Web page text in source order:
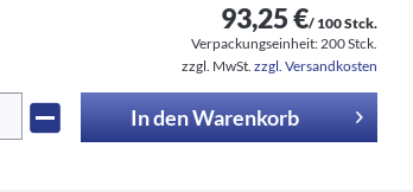
93,25 €/ 100 Stck.
Verpackungseinheit:200 Stck.
zzgl. MwSt. zzgl. Versandkosten
In denWarenkorb